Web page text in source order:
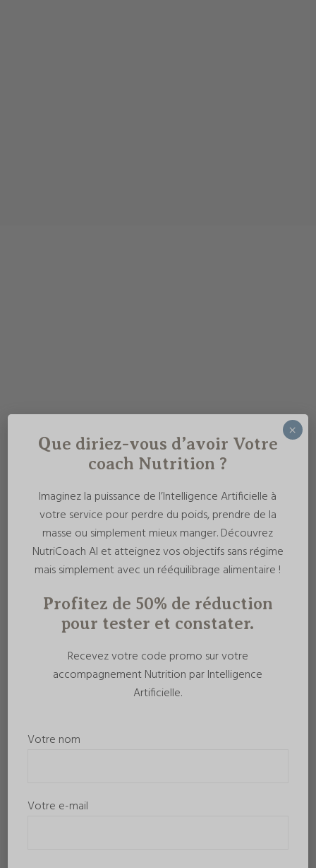
Que diriez-vous d’avoir Votre
coach Nutrition ?
Imaginez la puissance de l’Intelligence Artificielle à
votre service pour perdre du poids, prendre de la
masse ou simplement mieux manger. Découvrez
NutriCoach AI et atteignez vos objectifs sans régime
mais simplement avec un rééquilibrage alimentaire !
Profitez de 50% de réduction
pour tester et constater.
Recevez votre code promo sur votre
accompagnement Nutrition par Intelligence
Artificielle.
Votre nom
Votre e-mail
×